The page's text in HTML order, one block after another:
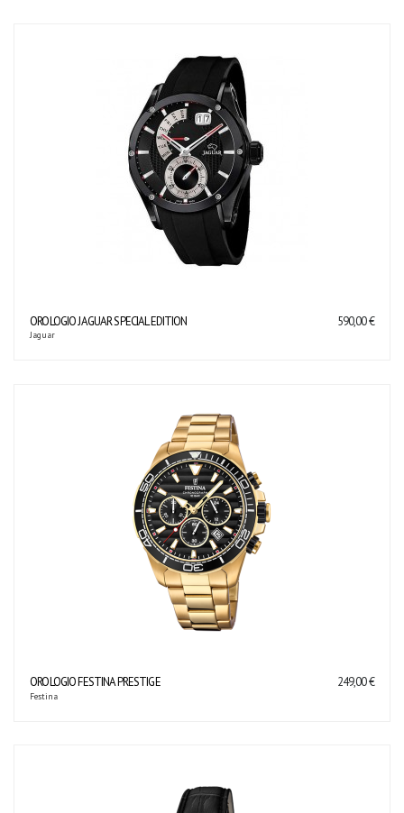
OROLOGIO JAGUAR SPECIAL EDITION
Jaguar
590,00 €
OROLOGIO FESTINA PRESTIGE
Festina
249,00 €